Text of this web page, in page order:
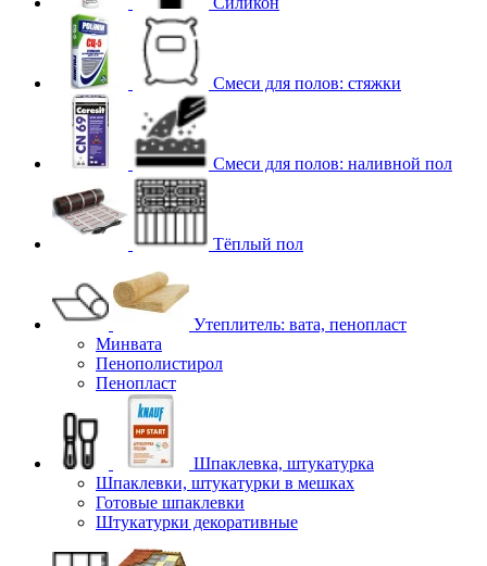
Смеси для полов: стяжки
Смеси для полов: наливной пол
Тёплый пол
Утеплитель: вата, пенопласт
Минвата
Пенополистирол
Пенопласт
Шпаклевка, штукатурка
Шпаклевки, штукатурки в мешках
Готовые шпаклевки
Штукатурки декоративные